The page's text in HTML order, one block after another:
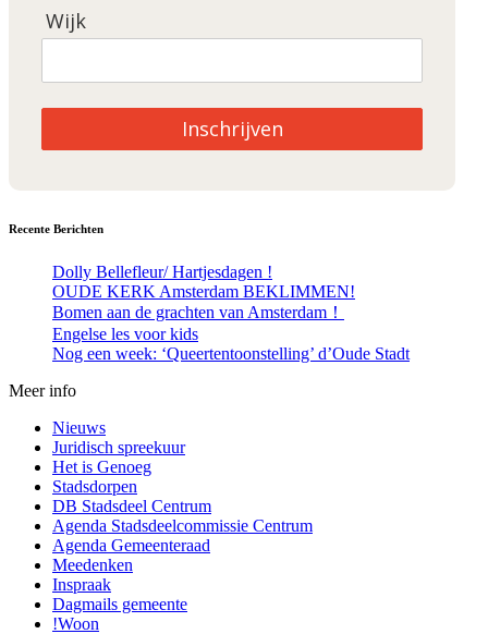
Wijk
Inschrijven
Recente Berichten
Dolly Bellefleur/ Hartjesdagen !
OUDE KERK Amsterdam BEKLIMMEN!
Bomen aan de grachten van Amsterdam！
Engelse les voor kids
Nog een week: ‘Queertentoonstelling’ d’Oude Stadt
Meer info
Nieuws
Juridisch spreekuur
Het is Genoeg
Stadsdorpen
DB Stadsdeel Centrum
Agenda Stadsdeelcommissie Centrum
Agenda Gemeenteraad
Meedenken
Inspraak
Dagmails gemeente
!Woon